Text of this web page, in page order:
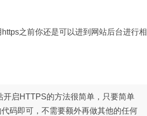
之前你还是可以进到网站后台进行相
启HTTPS的方法很简单，只要简单
码即可，不需要额外再做其他的任何